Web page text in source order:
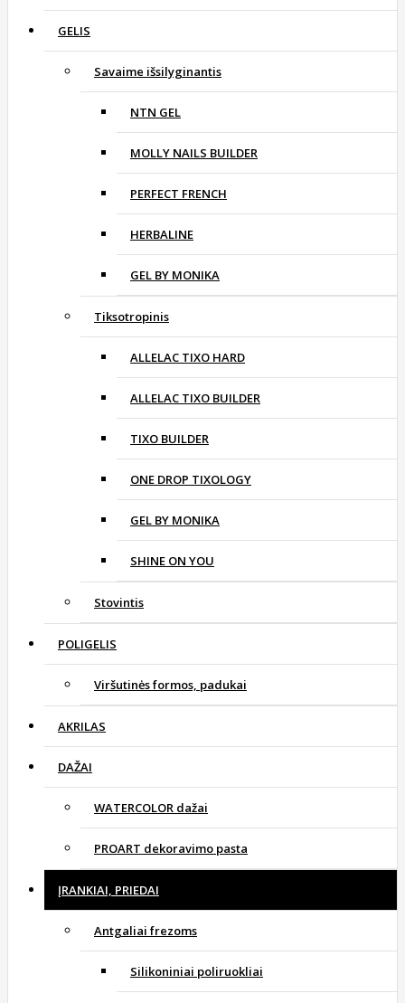
GELIS
Savaime išsilyginantis
NTN GEL
MOLLY NAILS BUILDER
PERFECT FRENCH
HERBALINE
GEL BY MONIKA
Tiksotropinis
ALLELAC TIXO HARD
ALLELAC TIXO BUILDER
TIXO BUILDER
ONE DROP TIXOLOGY
GEL BY MONIKA
SHINE ON YOU
Stovintis
POLIGELIS
Viršutinės formos, padukai
AKRILAS
DAŽAI
WATERCOLOR dažai
PROART dekoravimo pasta
ĮRANKIAI, PRIEDAI
Antgaliai frezoms
Silikoniniai poliruokliai